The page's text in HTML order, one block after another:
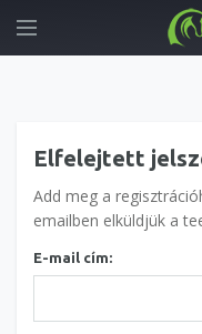
Elfelejtett
Add meg a
emailben elküldjük a
E-mail cím: